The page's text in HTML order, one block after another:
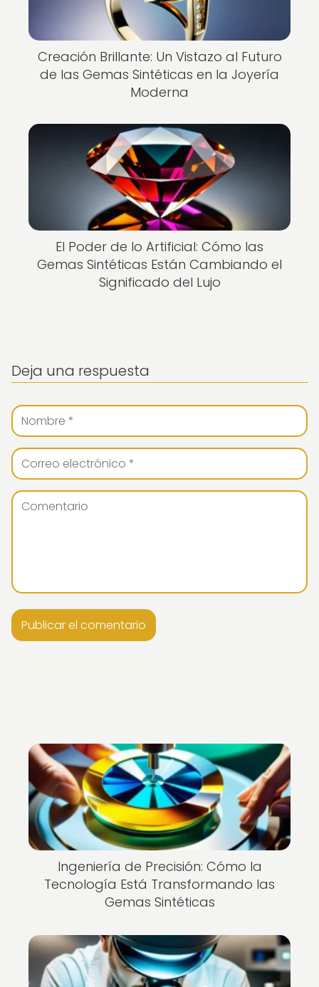
Creación Brillante: Un Vistazo al Futuro
de las Gemas Sintéticas en la Joyería
Moderna
El Poder de lo Artificial: Cómo las
Gemas Sintéticas Están Cambiando el
Significado del Lujo
Deja una respuesta
Ingeniería de Precisión: Cómo la
Tecnología Está Transformando las
Gemas Sintéticas